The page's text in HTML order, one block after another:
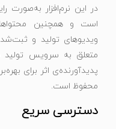
در این نرم‌افزار به‌صورت
است و همچنین
ویدیوهای تولید و
متعلق به سرویس تولید
پدیدآورنده‌ی اثر برای
محفوظ است.
دسترسی سریع